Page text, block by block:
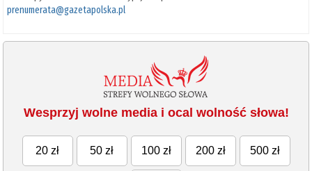
prenumerata@gazetapolska.pl
Wesprzyj wolne media i ocal wolność słowa!
20 zł 50 zł 100 zł 200 zł 500 zł